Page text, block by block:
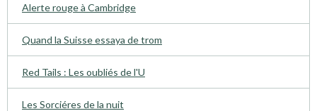
Alerte rouge à Cambridge
Quand la Suisse essaya de trom
Red Tails : Les oubliés de l'U
Les Sorciéres de la nuit